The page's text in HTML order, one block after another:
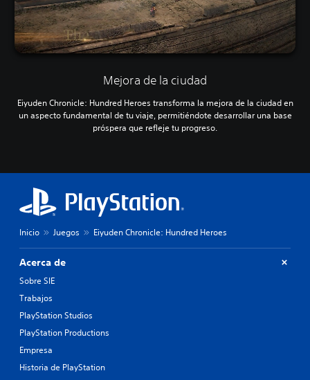
Mejora de la ciudad
Eiyuden Chronicle: Hundred Heroes transforma la mejora de la ciudad en
un aspecto fundamental de tu viaje, permitiéndote desarrollar una base
próspera que refleje tu progreso.
Inicio Juegos Eiyuden Chronicle: Hundred Heroes
Acerca de
Sobre SIE
Trabajos
PlayStation Studios
PlayStation Productions
Empresa
Historia de PlayStation